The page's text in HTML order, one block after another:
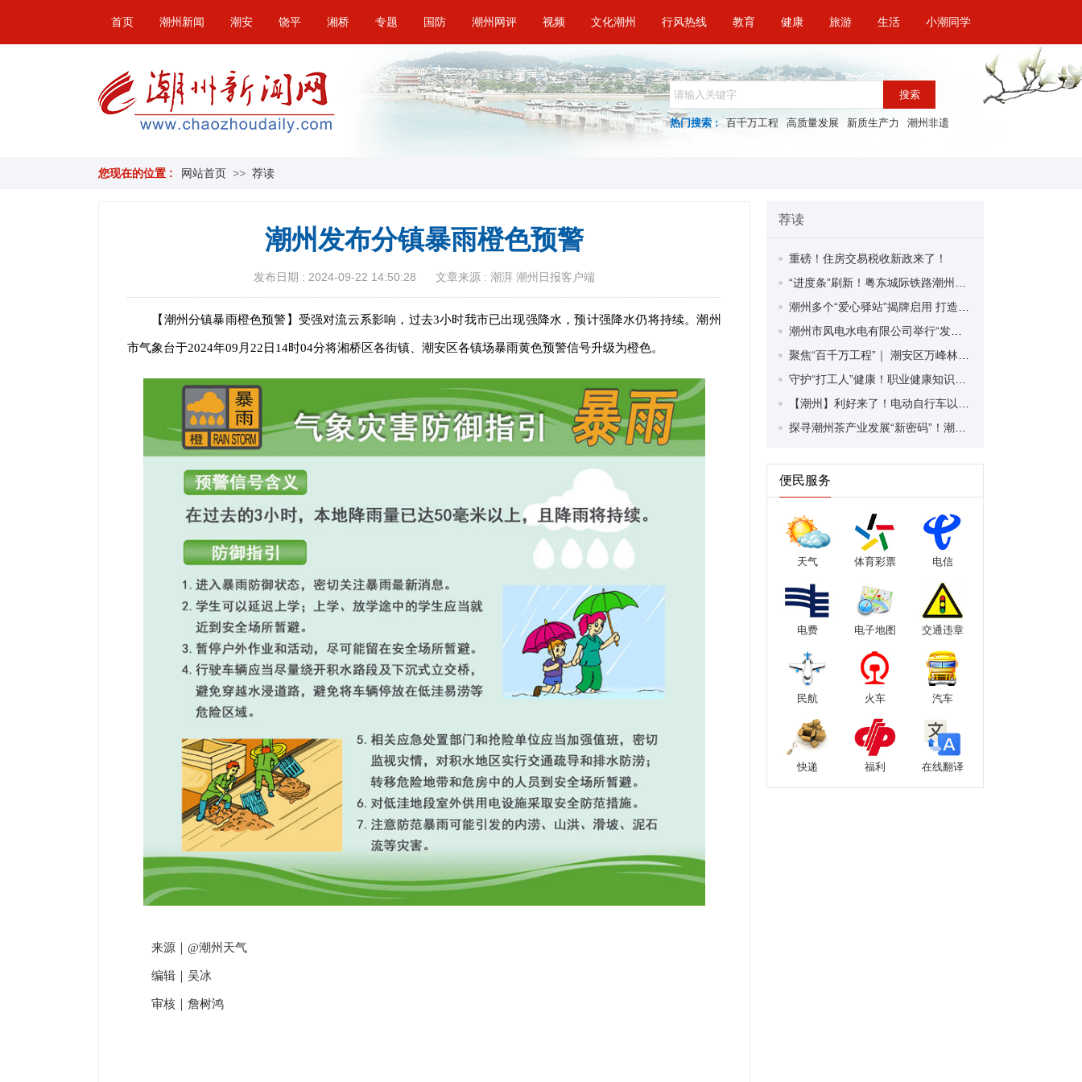
首页 潮州新闻 潮安 饶平 湘桥 专题 国防 潮州网评 视频 文化潮州 行风热线 教育 健康 旅游 生活 小潮同学
搜索
热门搜索 : 百千万工程 高质量发展 新质生产力 潮州非遗
您现在的位置 : 网站首页 >> 荐读
潮州发布分镇暴雨橙色预警
发布日期 : 2024-09-22 14:50:28 文章来源 : 潮湃 潮州日报客户端
【潮州分镇暴雨橙色预警】受强对流云系影响，过去3小时我市已出现强降水，预计强降水仍将持续。潮州
市气象台于2024年09月22日14时04分将湘桥区各街镇、潮安区各镇场暴雨黄色预警信号升级为橙色。
来源｜@潮州天气
编辑｜吴冰
审核｜詹树鸿
荐读
重磅！住房交易税收新政来了！
便民服务
天气 体育彩票 电信
电费 电子地图 交通违章
民航 火车 汽车
快递 福利 在线翻译